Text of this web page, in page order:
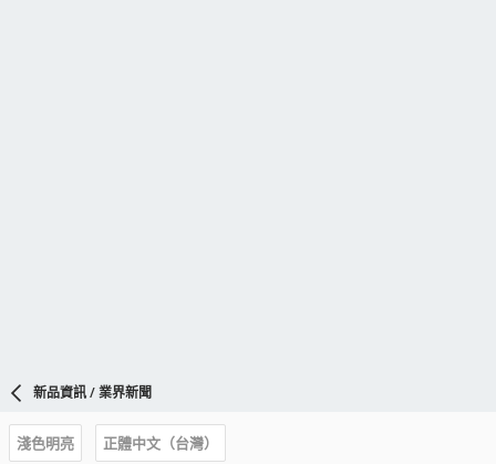
新品資訊 / 業界新聞
淺色明亮
正體中文（台灣）